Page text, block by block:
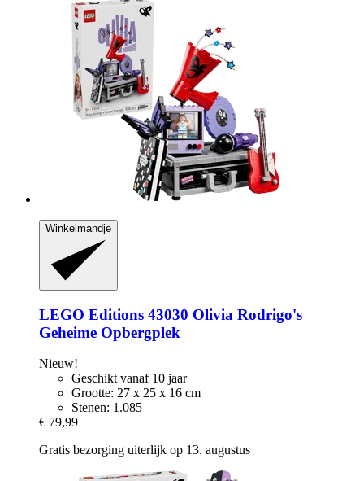
Winkelmandje
LEGO Editions 43030 Olivia Rodrigo's
Geheime Opbergplek
Nieuw!
Geschikt vanaf 10 jaar
Grootte: 27 x 25 x 16 cm
Stenen: 1.085
€ 79,99
Gratis bezorging uiterlijk op 13. augustus